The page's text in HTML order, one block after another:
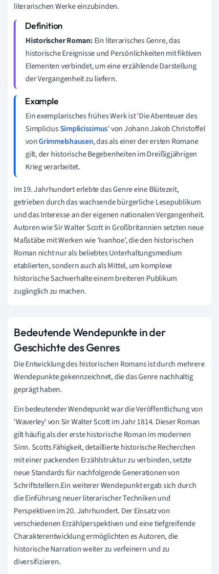
literarischen Werke einzubinden.
Historischer Roman: Ein literarisches Genre, das
historische Ereignisse und Persönlichkeiten mit fiktiven
Elementen verbindet, um eine erzählende Darstellung
der Vergangenheit zu liefern.
Ein exemplarisches frühes Werk ist 'Die Abenteuer des
SimpliciusSimplicissimus' von Johann Jakob Christoffel
vonGrimmelshausen, das als einer der ersten Romane
gilt, der historische Begebenheiten im Dreißigjährigen
Krieg verarbeitet.
Im 19. Jahrhundert erlebte das Genre eine Blütezeit,
getrieben durch das wachsende bürgerliche Lesepublikum
und das Interesse an der eigenen nationalen Vergangenheit.
Autoren wie Sir Walter Scott in Großbritannien setzten neue
Maßstäbe mit Werken wie 'Ivanhoe', die den historischen
Roman nicht nur als beliebtes Unterhaltungsmedium
etablierten, sondern auch als Mittel, um komplexe
historische Sachverhalte einem breiteren Publikum
zugänglich zu machen.
Bedeutende Wendepunkte in der
Geschichte des Genres
Die Entwicklung des historischen Romans ist durch mehrere
Wendepunkte gekennzeichnet, die das Genre nachhaltig
geprägt haben.
Ein bedeutender Wendepunkt war die Veröffentlichung von
'Waverley' von Sir Walter Scott im Jahr 1814. Dieser Roman
gilt häufig als der erste historische Roman im modernen
Sinn. Scotts Fähigkeit, detaillierte historische Recherchen
mit einer packenden Erzählstruktur zu verbinden, setzte
neue Standards für nachfolgende Generationen von
Schriftstellern.Ein weiterer Wendepunkt ergab sich durch
die Einführung neuer literarischer Techniken und
Perspektiven im 20. Jahrhundert. Der Einsatz von
verschiedenen Erzählperspektiven und eine tiefgreifende
Charakterentwicklung ermöglichten es Autoren, die
historische Narration weiter zu verfeinern und zu
diversifizieren.